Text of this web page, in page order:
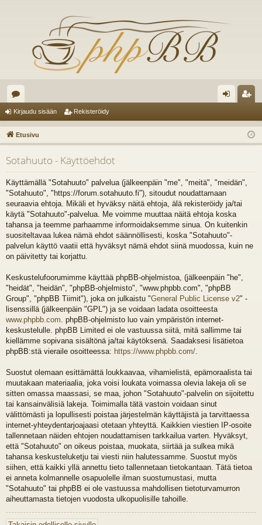
es
ku
st
el
ua
ee
t
au
du
sä
än
ist
er
dy
Kirjaudu sisään Rekisteröidy
Etusivu
Sotahuuto - Käyttöehdot
Käyttämällä "Sotahuuto" palvelua (jälkeenpäin "me", "meitä", "meidän",
"Sotahuuto", "https://forum.sotahuuto.fi"), sitoudut noudattamaan
seuraavia ehtoja. Mikäli et hyväksy näitä ehtoja, älä rekisteröidy ja/tai
käytä "Sotahuuto"-palvelua. Me voimme muuttaa näitä ehtoja koska
tahansa ja teemme parhaamme informoidaksemme sinua. On kuitenkin
suositeltavaa lukea nämä ehdot säännöllisesti, koska "Sotahuuto"-
palvelun käyttö vaatii että hyväksyt nämä ehdot siinä muodossa, kuin ne
on päivitetty tai korjattu.
Keskustelufoorumimme käyttää phpBB-ohjelmistoa, (jälkeenpäin "he",
"heidät", "heidän", "phpBB-ohjelmisto", "www.phpbb.com", "phpBB
Group", "phpBB Tiimit"), joka on julkaistu "General Public License v2" -
lisenssillä (jälkeenpäin "GPL") ja se voidaan ladata osoitteesta
www.phpbb.com . phpBB-ohjelmisto luo vain ympäristön internet-
keskustelulle. phpBB Limited ei ole vastuussa siitä, mitä sallimme tai
kiellämme sopivana sisältönä ja/tai käytöksenä. Saadaksesi lisätietoa
phpBB:stä vieraile osoitteessa: https://www.phpbb.com/
Suostut olemaan esittämättä loukkaavaa, vihamielistä, epämoraalista tai
muutakaan materiaalia, joka voisi loukata voimassa olevia lakeja oli se
sitten omassa maassasi, se maa, johon "Sotahuuto"-palvelin on sijoitettu
tai kansainvälisiä lakeja. Toimimalla tätä vastoin voidaan sinut
välittömästi ja lopullisesti poistaa järjestelmän käyttäjistä ja tarvittaessa
internet-yhteydentarjoajaasi otetaan yhteyttä. Kaikkien viestien IP-osoite
tallennetaan näiden ehtojen noudattamisen tarkkailua varten. Hyväksyt,
että "Sotahuuto" on oikeus poistaa, muokata, siirtää ja sulkea mikä
tahansa keskusteluketju tai viesti niin halutessamme. Suostut myös
siihen, että kaikki yllä annettu tieto tallennetaan tietokantaan. Tätä tietoa
ei anneta kolmannelle osapuolelle ilman suostumustasi, mutta
"Sotahuuto" tai phpBB ei ole vastuussa mahdollisen tietoturvamurron
aiheuttamasta tietojen vuodosta ulkopuolisille tahoille.